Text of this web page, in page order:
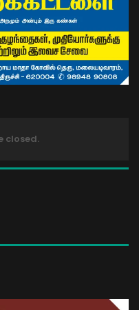
closed.